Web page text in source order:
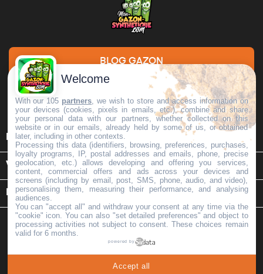
BLOG GAZON
DEMANDE DE DEVIS
INFORMATIONS 
VOTRE COMPTE 
INFORMATIONS SUR LE MAGASIN keyboard_arrow_down
Mon Gazon Synthétique
Welcome
With our 105 partners , we wish to store and access information on
your devices (cookies, pixels in emails, etc.), combine and share
your personal data with our partners, whether collected on this
website or in our emails, already held by some of us, or obtained
later, including in other contexts.
Processing this data (identifiers, browsing, preferences, purchases,
loyalty programs, IP, postal addresses and emails, phone, precise
geolocation, etc.) allows developing and offering you services,
content, commercial offers and ads across your devices and
screens (including by email, post, SMS, phone, audio, and video),
personalising them, measuring their performance, and analysing
audiences.
You can "accept all" and withdraw your consent at any time via the
"cookie" icon . You can also "set detailed preferences" and object to
processing activities not subject to consent. These choices remain
valid for 6 months.
powered by
Accept all